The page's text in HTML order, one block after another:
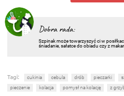
Dobra rada:
Szpinak może towarzyszyć ci w
śniadanie, sałatce do obiadu czy z
Tagi: cukinia cebula drób pieczarki
pieczenie
kolacja pomysł na kolację z